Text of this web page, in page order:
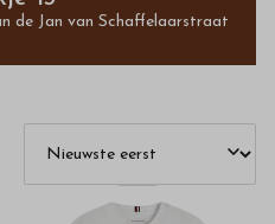
de Jan van Schaffelaarstraat